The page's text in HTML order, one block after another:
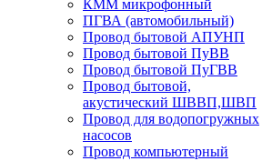
КММ микрофонный
ПГВА (автомобильный)
Провод бытовой АПУНП
Провод бытовой ПуВВ
Провод бытовой ПуГВВ
Провод бытовой,
акустический ШВВП,ШВП
Провод для водопогружных
насосов
Провод компьютерный